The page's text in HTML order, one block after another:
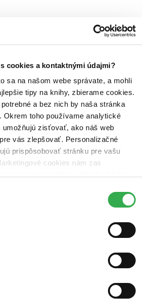
cookies a kontaktnými údajmi?
sa na našom webe správate, a mohli
tipy na knihy, zbierame cookies.
a bez nich by naša stránka
Okrem toho používame analytické
umožňujú zisťovať, ako náš web
vás zlepšovať. Personalizačné
prispôsobovať stránku pre vašu
cookies nám zas
všetky tieto cookies. Ďakujeme!